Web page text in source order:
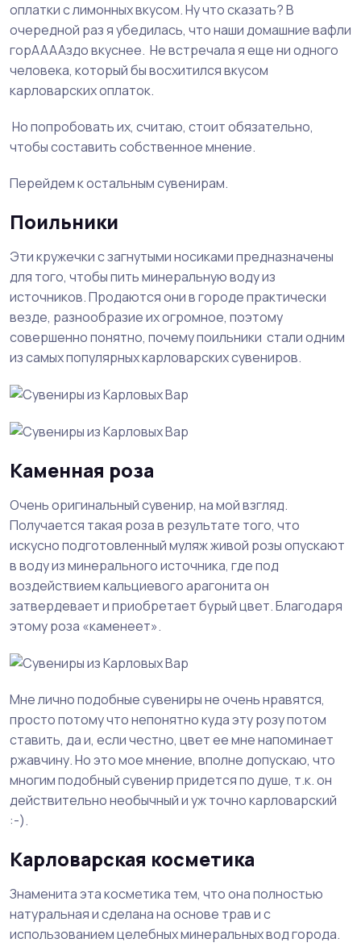
оплатки с лимонных вкусом. Ну что сказать? В
очередной раз я убедилась, что наши домашние вафли
горААААздо вкуснее. Не встречала я еще ни одного
человека, который бы восхитился вкусом
карловарских оплаток.
Но попробовать их, считаю, стоит обязательно,
чтобы составить собственное мнение.
Перейдем к остальным сувенирам.
Поильники
Эти кружечки с загнутыми носиками предназначены
для того, чтобы пить минеральную воду из
источников. Продаются они в городе практически
везде, разнообразие их огромное, поэтому
совершенно понятно, почему поильники стали одним
из самых популярных карловарских сувениров.
Каменная роза
Очень оригинальный сувенир, на мой взгляд.
Получается такая роза в результате того, что
искусно подготовленный муляж живой розы опускают
в воду из минерального источника, где под
воздействием кальциевого арагонита он
затвердевает и приобретает бурый цвет. Благодаря
этому роза «каменеет».
Мне лично подобные сувениры не очень нравятся,
просто потому что непонятно куда эту розу потом
ставить, да и, если честно, цвет ее мне напоминает
ржавчину. Но это мое мнение, вполне допускаю, что
многим подобный сувенир придется по душе, т.к. он
действительно необычный и уж точно карловарский
:-).
Карловарская косметика
Знаменита эта косметика тем, что она полностью
натуральная и сделана на основе трав и с
использованием целебных минеральных вод города.